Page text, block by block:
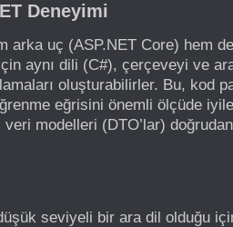
Deneyimi
arka uç (ASP.NET Core) hem
aynı dili (C#), çerçeveyi ve
oluşturabilirler. Bu, kod
eğrisini önemli ölçüde
veri modelleri (DTO’lar)
seviyeli bir ara dil olduğu